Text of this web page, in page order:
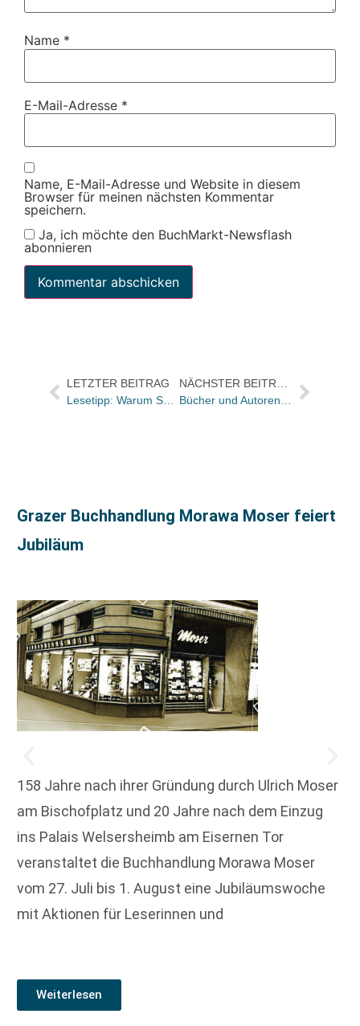
Name *
E-Mail-Adresse *
Name, E-Mail-Adresse und Website in diesem
Browser für meinen nächsten Kommentar
speichern.
Ja, ich möchte den BuchMarkt-Newsflash
abonnieren
LETZTER BEITRAG
Lesetipp: Warum Social Media keine Spielwiese mehr ist
Grazer Buchhandlung Morawa Moser feiert
Jubiläum
158 Jahre nach ihrer Gründung durch Ulrich Moser
am Bischofplatz und 20 Jahre nach dem Einzug
ins Palais Welsersheimb am Eisernen Tor
veranstaltet die Buchhandlung Morawa Moser
vom 27. Juli bis 1. August eine Jubiläumswoche
mit Aktionen für Leserinnen und
Weiterlesen